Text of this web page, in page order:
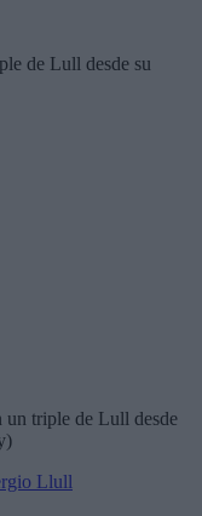
de Lull desde su
un triple de Lull desde
Llull